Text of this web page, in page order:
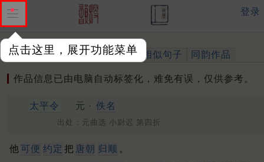
点击这里，展开功能菜单
登录
作品 标注四声 出处、引用 相似句子 同韵作品
作品信息已由电脑自动标签化，难免有误，仅供参考。
太平令 元 · 佚名
出处：元曲选 小尉迟 第四折
他可便 约定 把 唐朝 归顺 。